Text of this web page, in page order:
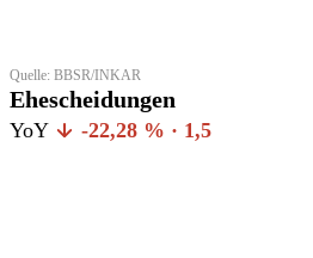
Quelle: BBSR/INKAR
Ehescheidungen
YoY -22,28 % · 1,5